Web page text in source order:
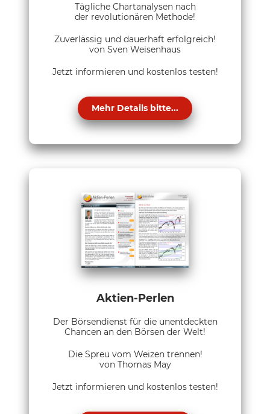
Tägliche Chartanalysen nach
der revolutionären Methode!
Zuverlässig und dauerhaft erfolgreich!
von Sven Weisenhaus
Jetzt informieren und kostenlos testen!
Mehr Details bitte...
Aktien-Perlen
Der Börsendienst für die unentdeckten
Chancen an den Börsen der Welt!
Die Spreu vom Weizen trennen!
von Thomas May
Jetzt informieren und kostenlos testen!